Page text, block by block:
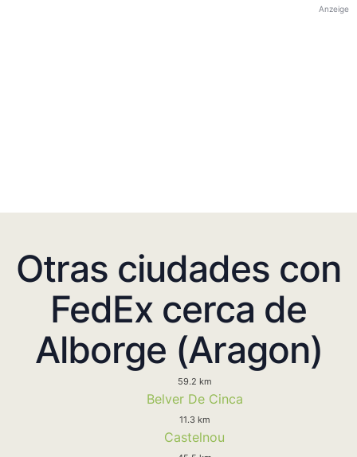
Anzeige
Otras ciudades con
FedEx cerca de
Alborge (Aragon)
59.2 km
Belver De Cinca
11.3 km
Castelnou